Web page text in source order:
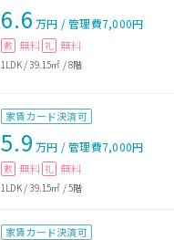
6.6 万円 /管理費7,000円
敷 無料 礼 無料
1LDK/39.15㎡ /8階
家賃カード決済可
5.9 万円 /管理費7,000円
敷 無料 礼 無料
1LDK/39.15㎡ /5階
家賃カード決済可